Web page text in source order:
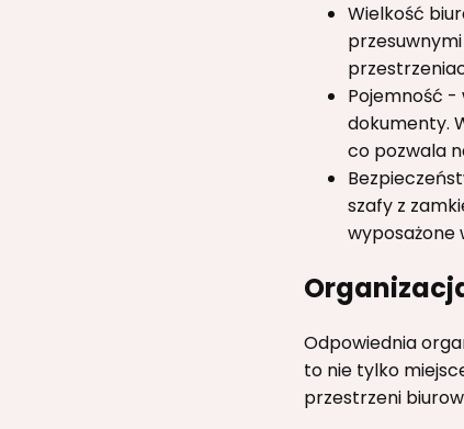
Wielkość
Pojemność -
dokumenty.
co pozwala
szafy z
wyposażone
Odpowiednia
to nie tylko
przestrzeni